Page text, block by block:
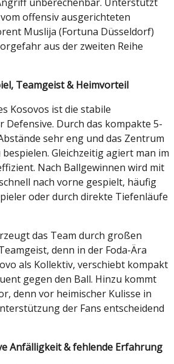
offensiv ausgerichteten
Muslija (Fortuna Düsseldorf)
aus der zweiten Reihe
Teamgeist & Heimvorteil
Kosovos ist die stabile
Defensive. Durch das kompakte 5-
sehr eng und das Zentrum
Gleichzeitig agiert man im
Nach Ballgewinnen wird mit
nach vorne gespielt, häufig
oder durch direkte Tiefenläufe
das Team durch großen
denn in der Foda-Ära
als Kollektiv, verschiebt kompakt
gegen den Ball. Hinzu kommt
denn vor heimischer Kulisse in
der Fans entscheidend
Anfälligkeit & fehlende Erfahrung